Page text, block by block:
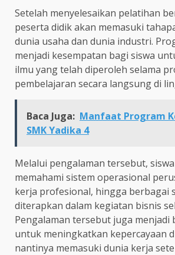
Setelah menyelesaikan pelatihan
peserta didik akan memasuki
dunia usaha dan dunia industri.
menjadi kesempatan bagi siswa
ilmu yang telah diperoleh selama
pembelajaran secara langsung di
Baca Juga: Manfaat Program
SMK Yadika 4
Melalui pengalaman tersebut,
memahami sistem operasional
kerja profesional, hingga berbagai
diterapkan dalam kegiatan bisnis
Pengalaman tersebut juga menjadi
untuk meningkatkan kepercayaan
nantinya memasuki dunia kerja